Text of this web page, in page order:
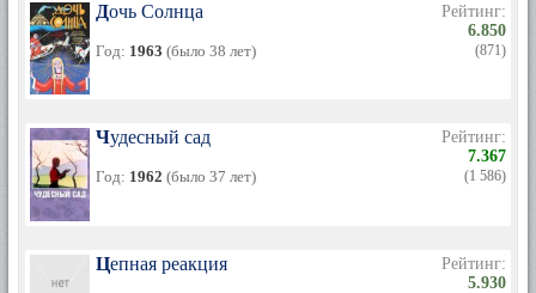
Дочь Солнца
Год: 1963 (было 38 лет)
Рейтинг:
6.850
(871)
Чудесный сад
Год: 1962 (было 37 лет)
Рейтинг:
7.367
(1 586)
Цепная реакция
Рейтинг:
5.930